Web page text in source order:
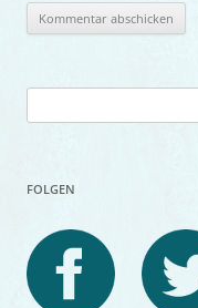
nach:
FOLGEN